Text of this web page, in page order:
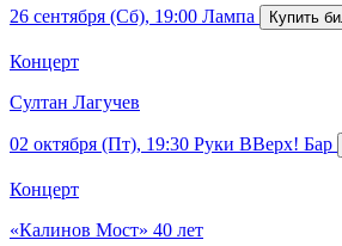
26 сентября (Сб), 19:00 Лампа
Концерт
Султан Лагучев
02 октября (Пт), 19:30 Руки ВВерх! Бар
Концерт
«Калинов Мост» 40 лет